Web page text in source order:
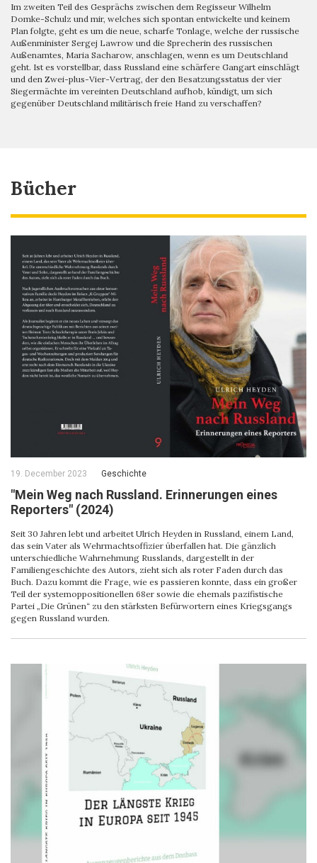
Im zweiten Teil des Gesprächs zwischen dem Regisseur Wilhelm
Domke-Schulz und mir, welches sich spontan entwickelte und keinem
Plan folgte, geht es um die neue, scharfe Tonlage, welche der russische
Außenminister Sergej Lawrow und die Sprecherin des russischen
Außenamtes, Maria Sacharow, anschlagen, wenn es um Deutschland
geht. Ist es vorstellbar, dass Russland eine schärfere Gangart einschlägt
und den Zwei-plus-Vier-Vertrag, der den Besatzungsstatus der vier
Siegermächte im vereinten Deutschland aufhob, kündigt, um sich
gegenüber Deutschland militärisch freie Hand zu verschaffen?
Bücher
19. December 2023 Geschichte
"Mein Weg nach Russland. Erinnerungen eines
Reporters" (2024)
Seit 30 Jahren lebt und arbeitet Ulrich Heyden in Russland, einem Land,
das sein Vater als Wehrmachtsoffizier überfallen hat. Die gänzlich
unterschiedliche Wahrnehmung Russlands, dargestellt in der
Familiengeschichte des Autors, zieht sich als roter Faden durch das
Buch. Dazu kommt die Frage, wie es passieren konnte, dass ein großer
Teil der systemoppositionellen 68er sowie die ehemals pazifistische
Partei „Die Grünen“ zu den stärksten Befürwortern eines Kriegsgangs
gegen Russland wurden.